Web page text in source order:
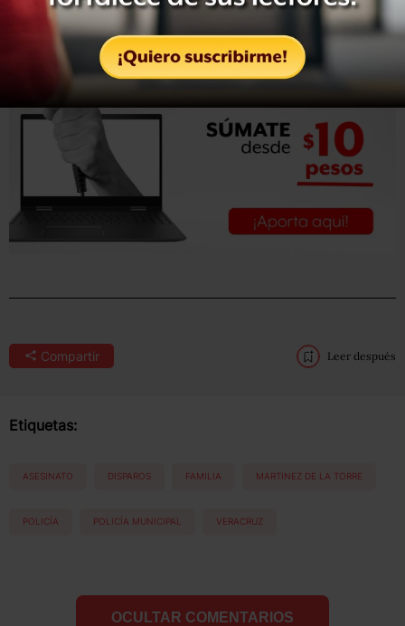
Compartir Leer después
Etiquetas:
ASESINATO DISPAROS FAMILIA MARTINEZ DE LA TORRE
POLICÍA POLICÍA MUNICIPAL VERACRUZ
OCULTAR COMENTARIOS